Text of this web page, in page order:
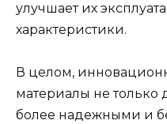
улучшает их
характеристики.
В целом,
материалы не только
более надежными и